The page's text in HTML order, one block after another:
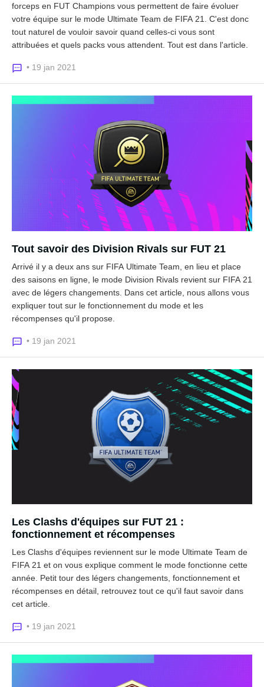
forceps en FUT Champions vous permettent de faire évoluer
votre équipe sur le mode Ultimate Team de FIFA 21. C'est donc
tout naturel de vouloir savoir quand celles-ci vous sont
attribuées et quels packs vous attendent. Tout est dans l'article.
• 19 jan 2021
Tout savoir des Division Rivals sur FUT 21
Arrivé il y a deux ans sur FIFA Ultimate Team, en lieu et place
des saisons en ligne, le mode Division Rivals revient sur FIFA 21
avec de légers changements. Dans cet article, nous allons vous
expliquer tout sur le fonctionnement du mode et les
récompenses qu'il propose.
• 19 jan 2021
Les Clashs d'équipes sur FUT 21 :
fonctionnement et récompenses
Les Clashs d'équipes reviennent sur le mode Ultimate Team de
FIFA 21 et on vous explique comment le mode fonctionne cette
année. Petit tour des légers changements, fonctionnement et
récompenses en détail, retrouvez tout ce qu'il faut savoir dans
cet article.
• 19 jan 2021